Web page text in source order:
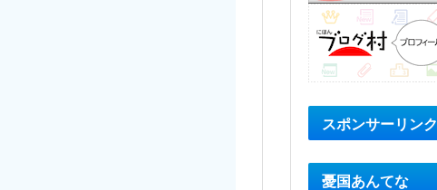
スポンサーリンク
憂国あんてな